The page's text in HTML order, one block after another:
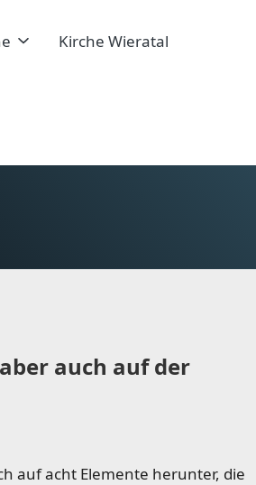
Kirche Wieratal
auch auf der
auf acht Elemente herunter, die